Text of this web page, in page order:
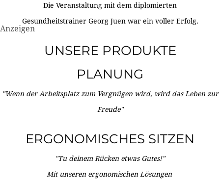
Die Veranstaltung mit dem diplomierten
Gesundheitstrainer Georg Juen war ein voller Erfolg.
Anzeigen
UNSERE PRODUKTE
PLANUNG
"Wenn der Arbeitsplatz zum Vergnügen wird, wird das Leben zur
Freude"
ERGONOMISCHES SITZEN
"Tu deinem Rücken etwas Gutes!"
Mit unseren ergonomischen Lösungen